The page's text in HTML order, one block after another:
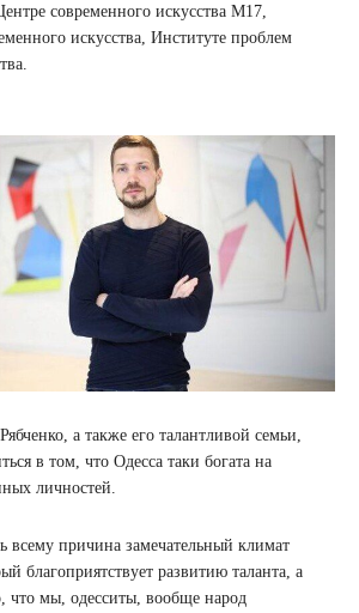
современного искусства М17,
искусства, Институте проблем
а также его талантливой семьи,
в том, что Одесса таки богата на
личностей.
всему причина замечательный климат
благоприятствует развитию таланта, а
что мы, одесситы, вообще народ